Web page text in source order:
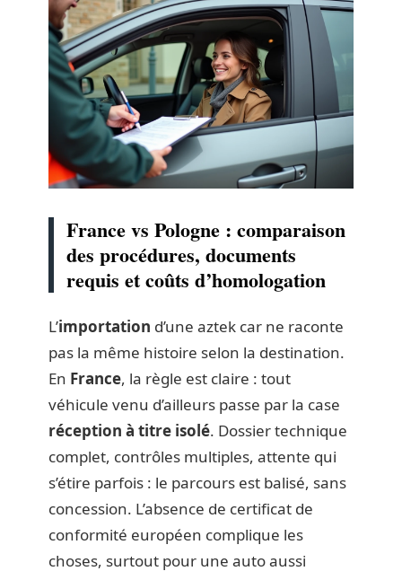
France vs Pologne : comparaison
des procédures, documents
requis et coûts d’homologation
L’importation d’une aztek car ne raconte
pas la même histoire selon la destination.
En France, la règle est claire : tout
véhicule venu d’ailleurs passe par la case
réception à titre isolé. Dossier technique
complet, contrôles multiples, attente qui
s’étire parfois : le parcours est balisé, sans
concession. L’absence de certificat de
conformité européen complique les
choses, surtout pour une auto aussi